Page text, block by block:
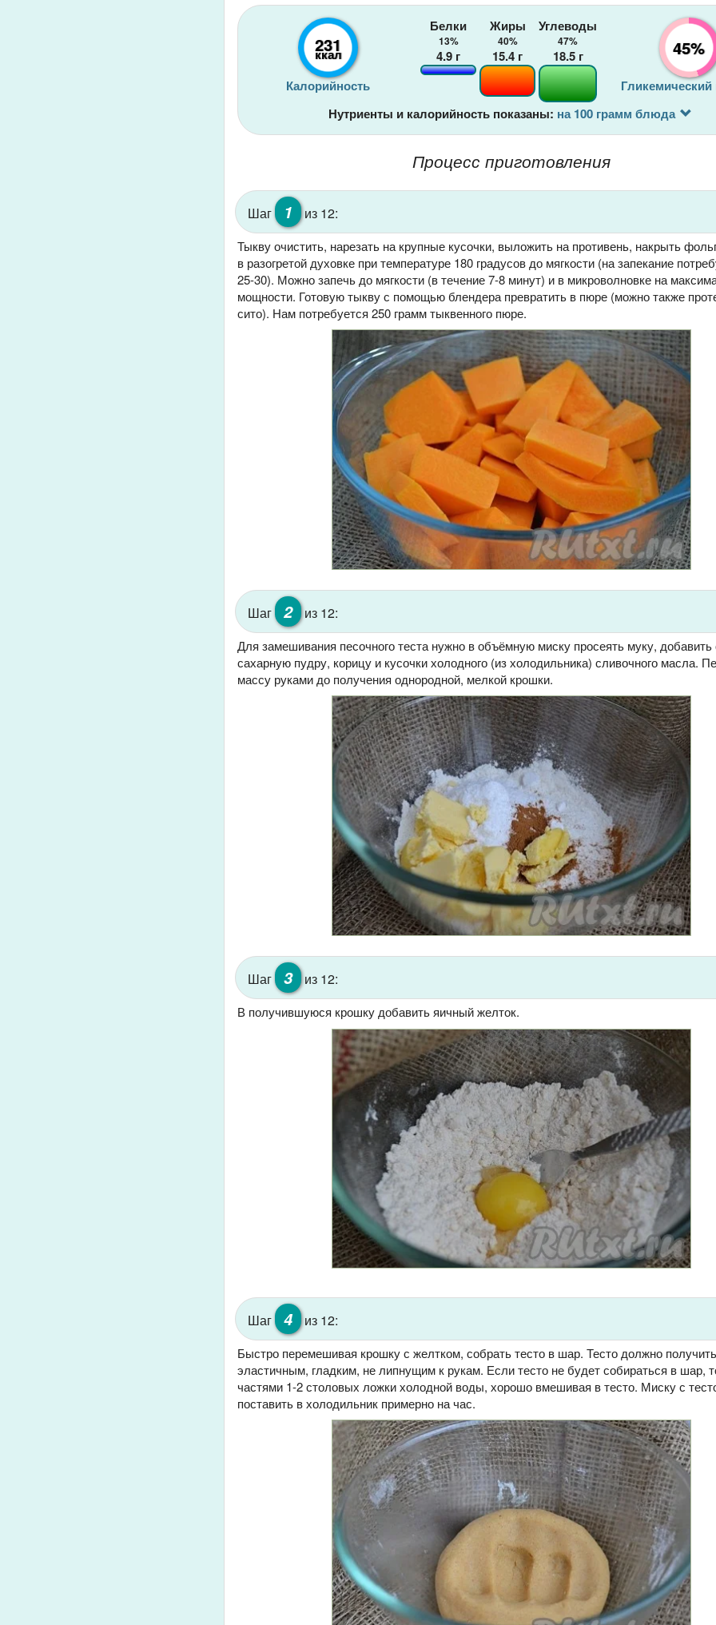
231
ккал
Калорийность
Белки
13%
4.9 г
Жиры
40%
15.4 г
Углеводы
47%
18.5г 45%
Гликемический
Нутриенты и калорийность показаны: на 100 грамм блюда
Процесс приготовления
Шаг 1 из 12:
Тыкву очистить, нарезать на крупные кусочки, выложить на противень, накрыть
в разогретой духовке при температуре 180 градусов до мягкости (на запекание
25-30). Можно запечь до мягкости (в течение 7-8 минут) и в микроволновке на
мощности. Готовую тыкву с помощью блендера превратить в пюре (можно также
сито). Нам потребуется 250 грамм тыквенного пюре.
Шаг 2 из 12:
Для замешивания песочного теста нужно в объёмную миску просеять муку, добавить
сахарную пудру, корицу и кусочки холодного (из холодильника) сливочного масла.
массу руками до получения однородной, мелкой крошки.
Шаг 3 из 12:
В получившуюся крошку добавить яичный желток.
Шаг 4 из 12:
Быстро перемешивая крошку с желтком, собрать тесто в шар. Тесто должно
эластичным, гладким, не липнущим к рукам. Если тесто не будет собираться в шар,
частями 1-2 столовых ложки холодной воды, хорошо вмешивая в тесто. Миску с
поставить в холодильник примерно на час.